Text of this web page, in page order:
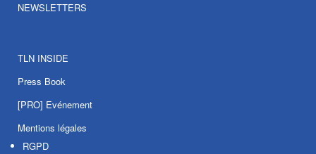
NEWSLETTERS
TLN INSIDE
Press Book
[PRO] Evénement
Mentions légales
RGPD